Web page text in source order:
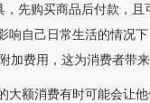
先购买商品后付款，
自己日常生活的情况
费用，这为消费者带来
额消费有时可能会让